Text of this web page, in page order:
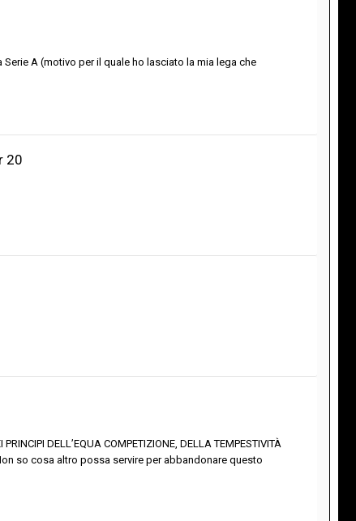
A (motivo per il quale ho lasciato la mia lega che
20
DELL’EQUA COMPETIZIONE, DELLA TEMPESTIVITÀ
so cosa altro possa servire per abbandonare questo